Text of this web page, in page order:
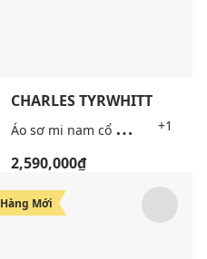
CHARLES TYRWHITT
Á
o sơ mi nam cổ bẻ tay dài sọc caro +1
2,590,000₫
Hàng Mới